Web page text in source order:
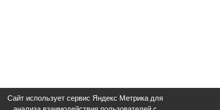
Сайт использует сервис Яндекс Метрика для